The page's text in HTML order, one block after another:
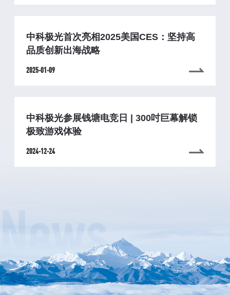
中科极光首次亮相2025美国CES：坚持高
品质创新出海战略
2025-01-09
中科极光参展钱塘电竞日 | 300吋巨幕解锁
极致游戏体验
2024-12-24